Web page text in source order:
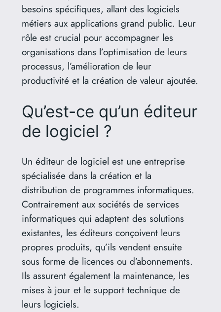
besoins spécifiques, allant des logiciels
métiers aux applications grand public. Leur
rôle est crucial pour accompagner les
organisations dans l’optimisation de leurs
processus, l’amélioration de leur
productivité et la création de valeur ajoutée.
Qu’est-ce qu’un éditeur
de logiciel ?
Un éditeur de logiciel est une entreprise
spécialisée dans la création et la
distribution de programmes informatiques.
Contrairement aux sociétés de services
informatiques qui adaptent des solutions
existantes, les éditeurs conçoivent leurs
propres produits, qu’ils vendent ensuite
sous forme de licences ou d’abonnements.
Ils assurent également la maintenance, les
mises à jour et le support technique de
leurs logiciels.